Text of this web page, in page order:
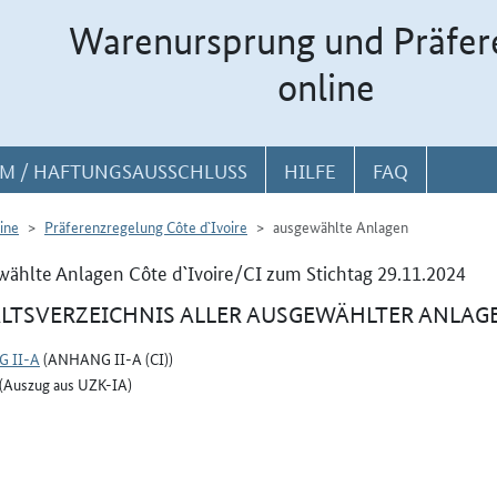
Warenursprung und
online
/ HAFTUNGSAUSSCHLUSS HILFE FAQ
Präferenzregelung Côte d`Ivoire ausgewählte Anlagen
Anlagen Côte d`Ivoire/CI zum Stichtag 29.11.2024
ALLER AUSGEWÄHLTER
II-A(ANHANG II-A (CI))
(Auszug aus UZK-IA)